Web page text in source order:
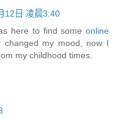
12日 凌晨3:40
here to find some online
my mood, now I
my childhood times.